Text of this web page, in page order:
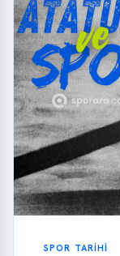
SPOR TARIHI